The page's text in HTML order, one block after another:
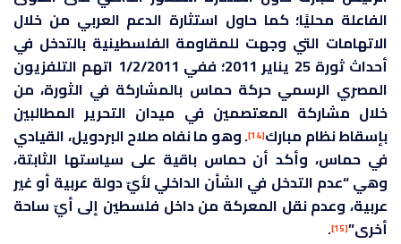
الفاعلة محليًا؛ كما حاول استثارة الدعم العربي من خلال
الاتهامات التي وجهت للمقاومة الفلسطينية بالتدخل في
أحداث ثورة 25 يناير 2011؛ ففي 1/2/2011 اتهم التلفزيون
المصري الرسمي حركة حماس بالمشاركة في الثورة، من
خلال مشاركة المعتصمين في ميدان التحرير المطالبين
بإسقاط نظام مبارك[14]
. وهو ما نفاه صلاح البردويل، القيادي
في حماس، وأكد أن حماس باقية على سياستها الثابتة،
وهي “عدم التدخل في الشأن الداخلي لأيّ دولة عربية أو غير
عربية، وعدم نقل المعركة من داخل فلسطين إلى أيّ ساحة
أخرى”[15]
.